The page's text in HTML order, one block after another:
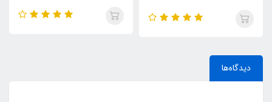
دیدگاه‌ها